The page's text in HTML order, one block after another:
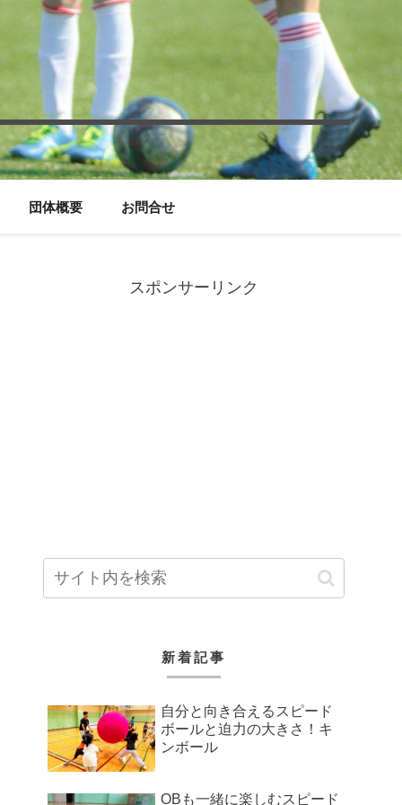
団体概要 お問合せ
スポンサーリンク
新着記事
自分と向き合えるスピード
ボールと迫力の大きさ！キ
ンボール
OBも一緒に楽しむスピード